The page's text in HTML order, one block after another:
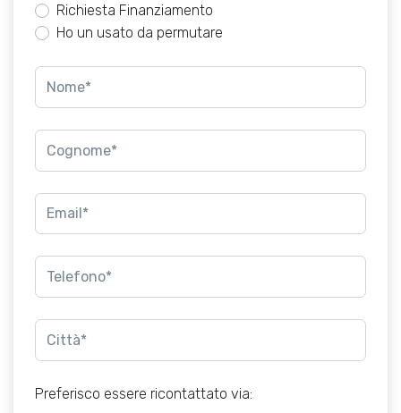
Richiesta Finanziamento
Ho un usato da permutare
Preferisco essere ricontattato via: